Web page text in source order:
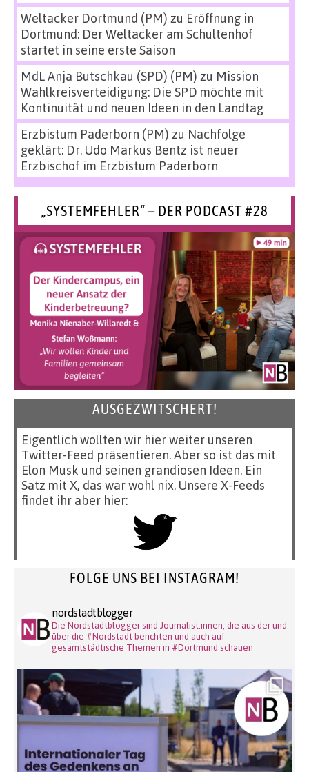
Weltacker Dortmund (PM) zu Eröffnung in
Dortmund: Der Weltacker am Schultenhof
startet in seine erste Saison
MdL Anja Butschkau (SPD) (PM) zu Mission
Wahlkreisverteidigung: Die SPD möchte mit
Kontinuität und neuen Ideen in den Landtag
Erzbistum Paderborn (PM) zu Nachfolge
geklärt: Dr. Udo Markus Bentz ist neuer
Erzbischof im Erzbistum Paderborn
„SYSTEMFEHLER“ – DER PODCAST #28
AUSGEZWITSCHERT!
Eigentlich wollten wir hier weiter unseren
Twitter-Feed präsentieren. Aber so ist das mit
Elon Musk und seinen grandiosen Ideen. Ein
Satz mit X, das war wohl nix. Unsere X-Feeds
findet ihr aber hier:
FOLGE UNS BEI INSTAGRAM!
nordstadtblogger
Die Nordstadtblogger sind Journalist:innen, die aus der und
über die #Nordstadt berichten und auch auf
gesamtstädtische Themen in #Dortmund schauen